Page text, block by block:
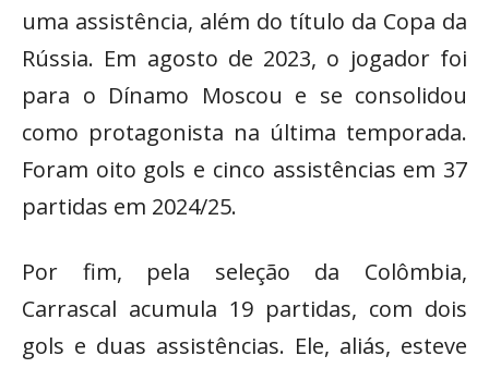
uma assistência, além do título da Copa da
Rússia. Em agosto de 2023, o jogador foi
para o Dínamo Moscou e se consolidou
como protagonista na última temporada.
Foram oito gols e cinco assistências em 37
partidas em 2024/25.
Por fim, pela seleção da Colômbia,
Carrascal acumula 19 partidas, com dois
gols e duas assistências. Ele, aliás, esteve